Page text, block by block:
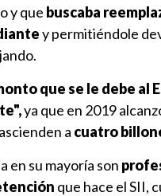
y que buscaba
y permitiéndole
que se le debe al
ya que en 2019
a cuatro
en su mayoría son
que hace el SII,